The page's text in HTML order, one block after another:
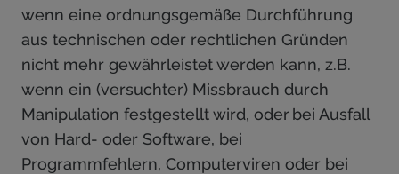
wenn eine ordnungsgemäße Durchführung
aus technischen oder rechtlichen Gründen
nicht mehr gewährleistet werden kann, z.B.
wenn ein (versuchter) Missbrauch durch
Manipulation festgestellt wird, oder bei Ausfall
von Hard- oder Software, bei
Programmfehlern, Computerviren oder bei